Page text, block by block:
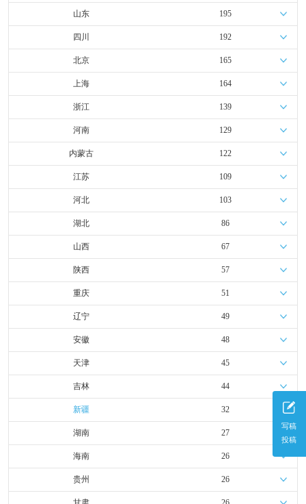
写稿
投稿
山东 195
四川 192
北京 165
上海 164
浙江 139
河南 129
内蒙古 122
江苏 109
河北 103
湖北 86
山西 67
陕西 57
重庆 51
辽宁 49
安徽 48
天津 45
吉林 44
新疆 32
湖南 27
海南 26
贵州 26